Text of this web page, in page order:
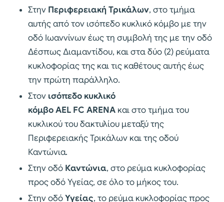
Στην Περιφερειακή Τρικάλων, στο τμήμα
αυτής από τον ισόπεδο κυκλικό κόμβο με την
οδό Ιωαννίνων έως τη συμβολή της με την οδό
Δέσπως Διαμαντίδου, και στα δύο (2) ρεύματα
κυκλοφορίας της και τις καθέτους αυτής έως
την πρώτη παράλληλο.
Στον ισόπεδο κυκλικό
κόμβο AEL FC ARENA και στο τμήμα του
κυκλικού του δακτυλίου μεταξύ της
Περιφερειακής Τρικάλων και της οδού
Καντώνια.
Στην οδό Καντώνια, στο ρεύμα κυκλοφορίας
προς οδό Υγείας, σε όλο το μήκος του.
Στην οδόΥγείας, το ρεύμα κυκλοφορίας προς